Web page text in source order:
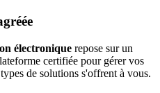
électronique repose sur un
certifiée pour gérer vos
de solutions s'offrent à vous.